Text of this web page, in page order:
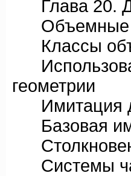
Глава 20.
Объемные
Классы
геометрии
Имитация
Базовая
Системы